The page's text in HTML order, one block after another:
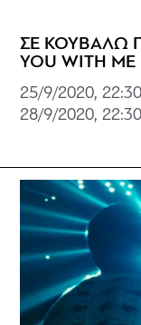
ΣΕ ΚΟΥΒΑΛΩ
YOU WITH ME
25/9/2020,
28/9/2020,